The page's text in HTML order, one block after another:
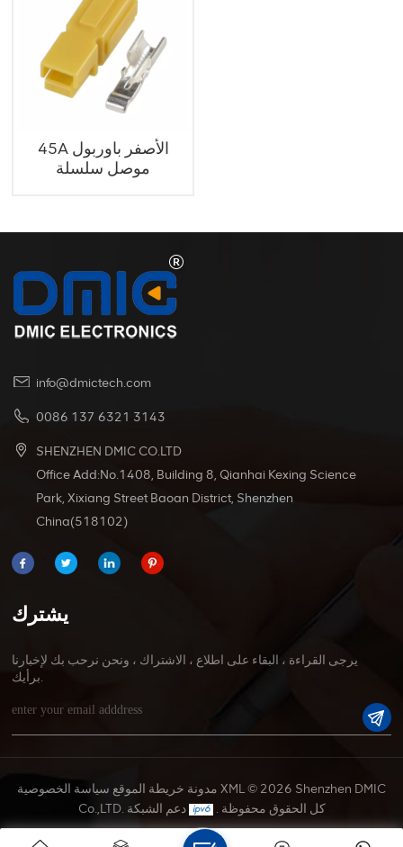
45A الأصفر باوربول
موصل سلسلة
info@dmictech.com
0086 137 6321 3143
SHENZHEN DMIC CO.LTD
Office Add:No.1408, Building 8, Qianhai Kexing Science
Park, Xixiang Street Baoan District, Shenzhen
China(518102)
يشترك
يرجى القراءة ، البقاء على اطلاع ، الاشتراك ، ونحن نرحب بك لإخبارنا
برأيك.
مدونة خريطة الموقع سياسة الخصوصية XML© 2026 Shenzhen DMIC
Co.,LTD. كل الحقوق محفوظة .
دعم الشبكة